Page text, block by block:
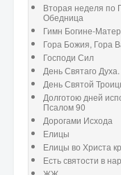
Вторая неделя по
Обедница
Гимн Богине-
Гора Божия, Гора
Господи Сил
День Святаго
День Святой
Долготою дней
Псалом 90
Дорогами Исхода
Елицы
Елицы во Христа
Есть святости в